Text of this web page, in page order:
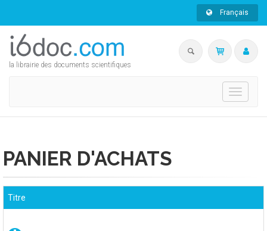
Français
la librairie des documents scientifiques
Toggle
PANIER D'ACHATS
Titre